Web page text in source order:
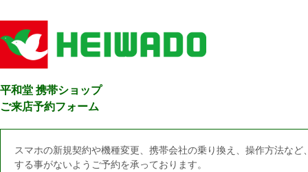
平和堂 携帯ショップ
ご来店予約フォーム
スマホの新規契約や機種変更、携帯会社の乗り換え、操作方法な
する事がないようご予約を承っております。